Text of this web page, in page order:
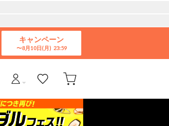
キャンペーン
8月10日(月)